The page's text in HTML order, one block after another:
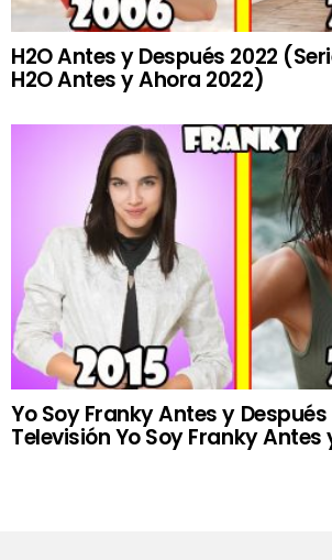
H2O Antes y Después 2022
H2O Antes y Ahora 2022)
Yo Soy Franky Antes y
Televisión Yo Soy Franky